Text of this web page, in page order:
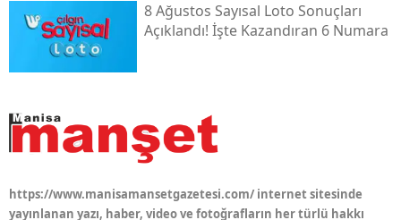
8 Ağustos Sayısal Loto Sonuçları
Açıklandı! İşte Kazandıran 6 Numara
https://www.manisamansetgazetesi.com/ internet sitesinde
yayınlanan yazı, haber, video ve fotoğrafların her türlü hakkı